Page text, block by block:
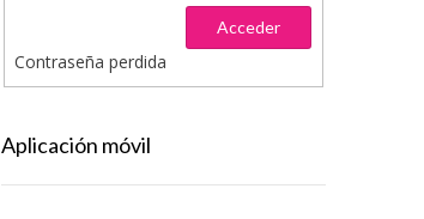
Acceder
Contraseña perdida
Aplicación móvil